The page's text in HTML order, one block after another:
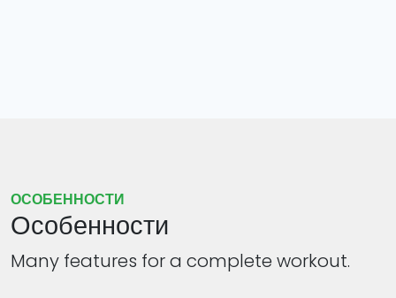
ОСОБЕННОСТИ
Особенности
Many features for a complete workout.